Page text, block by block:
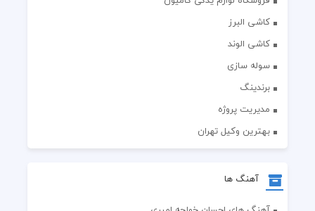
کاشی البرز
کاشی الوند
سوله سازی
برندینگ
مدیریت پروژه
بهترین وکیل تهران
آهنگ ها